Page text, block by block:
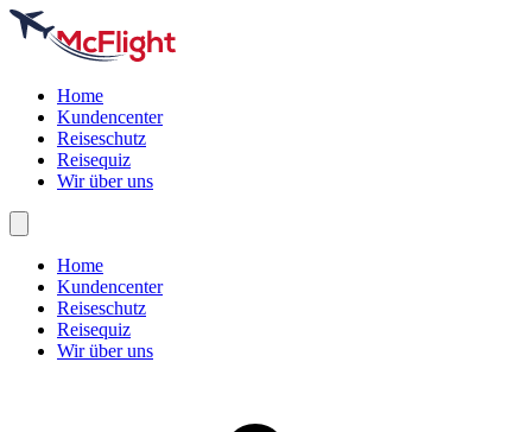
Home
Kundencenter
Reiseschutz
Reisequiz
Wir über uns
Home
Kundencenter
Reiseschutz
Reisequiz
Wir über uns